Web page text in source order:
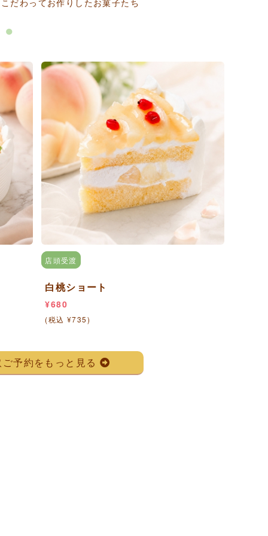
店頭受渡
白桃ショート
¥680
(税込 ¥735)
予約をもっと見る